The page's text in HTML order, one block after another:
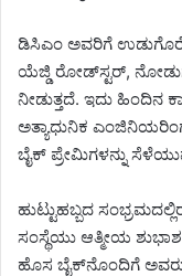
ಡಿಸಿಎಂ ಅವರಿಗೆ
ಯೆಜ್ಡಿ ರೋಡ್‌ಸ್ಟರ್,
ನೀಡುತ್ತದೆ. ಇದು ಹಿಂದಿನ
ಅತ್ಯಾಧುನಿಕ
ಬೈಕ್ ಪ್ರೇಮಿಗಳನ್ನು
ಹುಟ್ಟುಹಬ್ಬದ
ಸಂಸ್ಥೆಯು ಆತ್ಮೀಯ
ಹೊಸ ಬೈಕ್‌ನೊಂದಿಗೆ ಅವರು